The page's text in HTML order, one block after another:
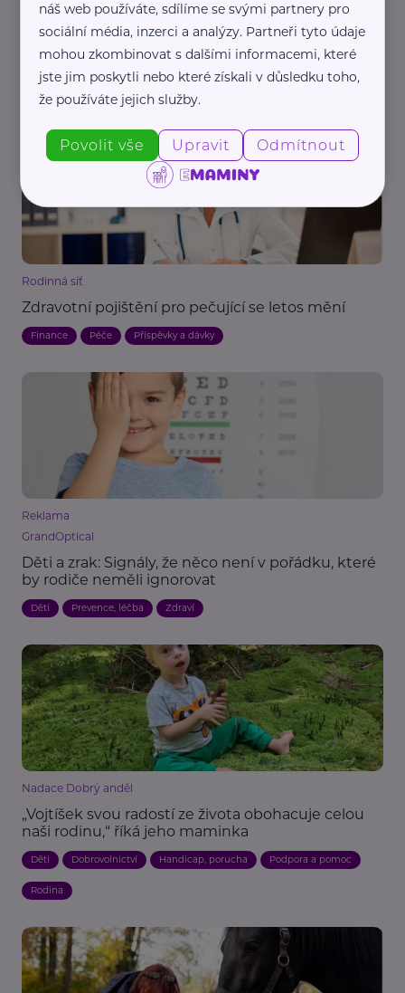
Skleněné děti – Neviditelní sourozenci, kteří také
potřebují pozornost
Děti Handicap, porucha Komunikace Podpora a pomoc
Rodina
Rodinná síť
Zdravotní pojištění pro pečující se letos mění
Finance Péče Příspěvky a dávky
Reklama
GrandOptical
Děti a zrak: Signály, že něco není v pořádku, které
by rodiče neměli ignorovat
Děti Prevence, léčba Zdraví
Nadace Dobrý anděl
„Vojtíšek svou radostí ze života obohacuje celou
naši rodinu,“ říká jeho maminka
Děti Dobrovolnictví Handicap, porucha Podpora a pomoc
Rodina
náš web používáte, sdílíme se svými partnery pro
sociální média, inzerci a analýzy. Partneři tyto údaje
mohou zkombinovat s dalšími informacemi, které
jste jim poskytli nebo které získali v důsledku toho,
že používáte jejich služby.
Povolit vše Upravit Odmítnout